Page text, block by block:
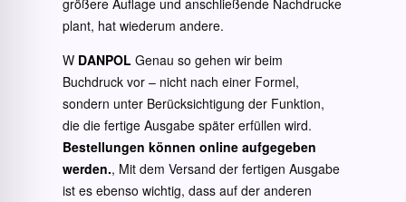
größere Auflage und anschließende Nachdrucke
plant, hat wiederum andere.
W DANPOL Genau so gehen wir beim
Buchdruck vor – nicht nach einer Formel,
sondern unter Berücksichtigung der Funktion,
die die fertige Ausgabe später erfüllen wird.
Bestellungen können online aufgegeben
werden., Mit dem Versand der fertigen Ausgabe
ist es ebenso wichtig, dass auf der anderen